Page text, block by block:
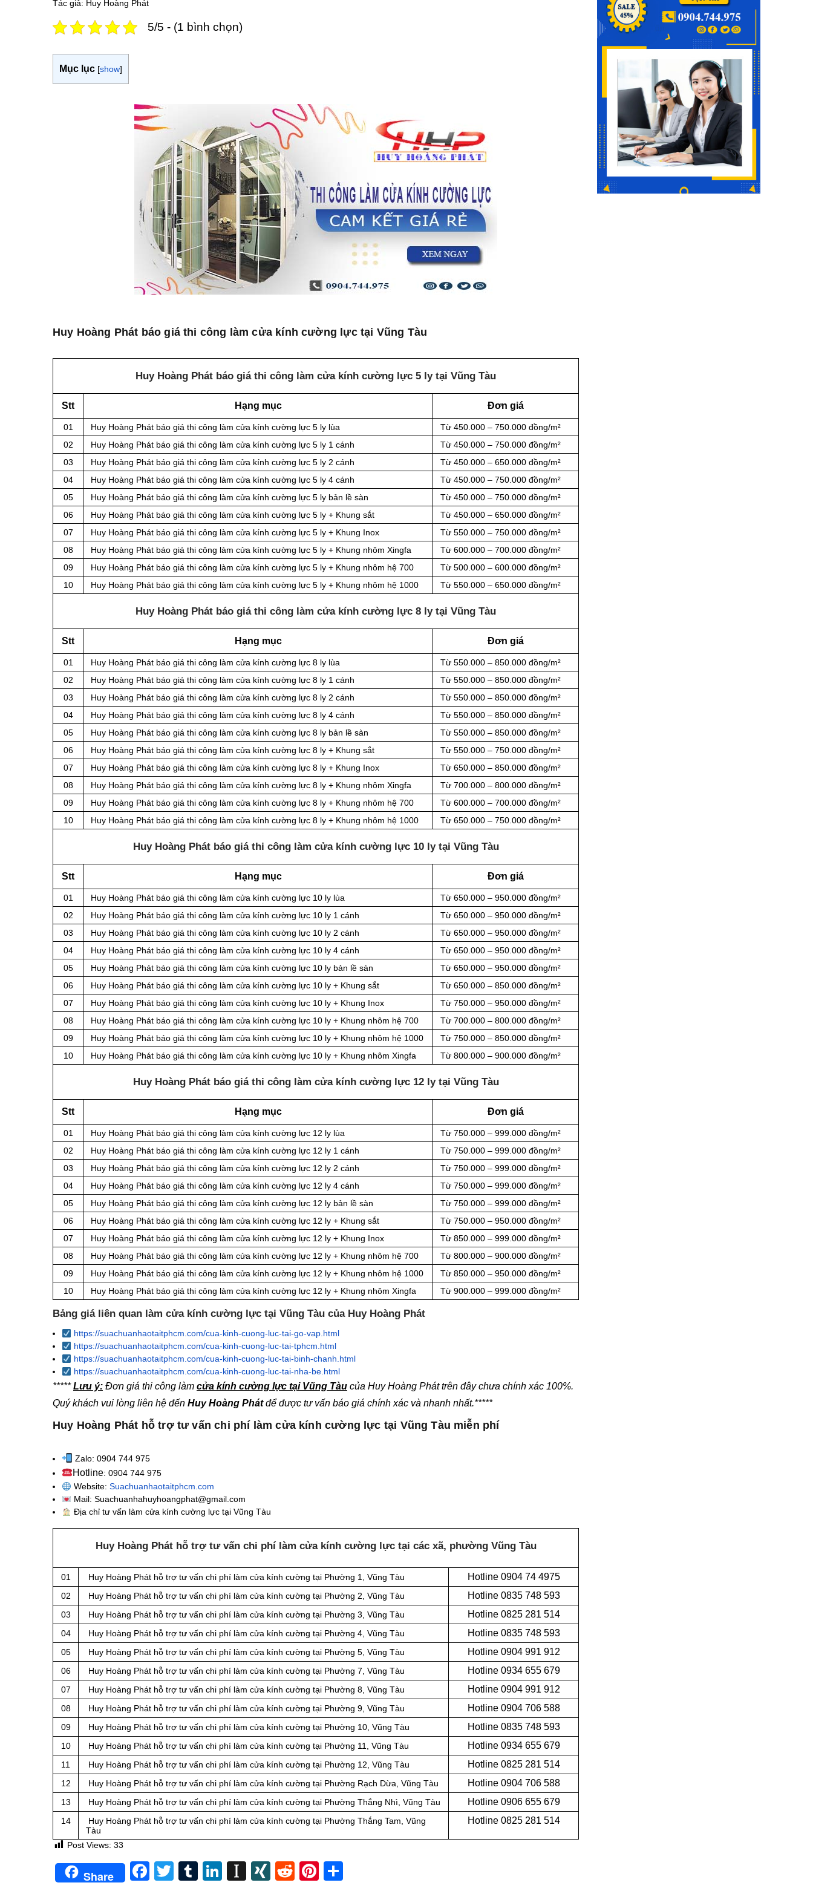
Tác giả: Huy Hoàng Phát
5/5 - (1 bình chọn)
Mục lục [show]
Huy Hoàng Phát báo giá thi công làm cửa kính cường lực tại Vũng Tàu
Huy Hoàng Phát báo giá thi công làm cửa kính cường lực 5 ly tại Vũng Tàu
Stt Hạng mục Đơn giá
01 Huy Hoàng Phát báo giá thi công làm cửa kính cường lực 5 ly lùa Từ 450.000 – 750.000 đồng/m²
02
Huy Hoàng Phát báo giá thi công làm cửa kính cường lực 5 ly 1 cánh Từ 450.000 – 750.000 đồng/m²
03
Huy Hoàng Phát báo giá thi công làm cửa kính cường lực 5 ly 2 cánh Từ 450.000 – 650.000 đồng/m²
04
Huy Hoàng Phát báo giá thi công làm cửa kính cường lực 5 ly 4 cánh Từ 450.000 – 750.000 đồng/m²
05
Huy Hoàng Phát báo giá thi công làm cửa kính cường lực 5 ly bản lề sàn Từ 450.000 – 750.000 đồng/m²
06
Huy Hoàng Phát báo giá thi công làm cửa kính cường lực 5 ly + Khung sắt Từ 450.000 – 650.000 đồng/m²
07
Huy Hoàng Phát báo giá thi công làm cửa kính cường lực 5 ly + Khung Inox Từ 550.000 – 750.000 đồng/m²
08
Huy Hoàng Phát báo giá thi công làm cửa kính cường lực 5 ly + Khung nhôm Xingfa
Từ 600.000 – 700.000 đồng/m²
09
Huy Hoàng Phát báo giá thi công làm cửa kính cường lực 5 ly + Khung nhôm hệ 700 Từ 500.000 – 600.000 đồng/m²
10
Huy Hoàng Phát báo giá thi công làm cửa kính cường lực 5 ly + Khung nhôm hệ 1000 Từ 550.000 – 650.000 đồng/m²
Huy Hoàng Phát báo giá thi công làm cửa kính cường lực 8 ly tại Vũng Tàu
Stt Hạng mục Đơn giá
01 Huy Hoàng Phát báo giá thi công làm cửa kính cường lực 8 ly lùa Từ 550.000 – 850.000 đồng/m²
02
Huy Hoàng Phát báo giá thi công làm cửa kính cường lực 8 ly 1 cánh
Từ 550.000 – 850.000 đồng/m²
03
Huy Hoàng Phát báo giá thi công làm cửa kính cường lực 8 ly 2 cánh
Từ 550.000 – 850.000 đồng/m²
04
Huy Hoàng Phát báo giá thi công làm cửa kính cường lực 8 ly 4 cánh Từ 550.000 – 850.000 đồng/m²
05
Huy Hoàng Phát báo giá thi công làm cửa kính cường lực 8 ly bản lề sàn Từ 550.000 – 850.000 đồng/m²
06
Huy Hoàng Phát báo giá thi công làm cửa kính cường lực 8 ly + Khung sắt Từ 550.000 – 750.000 đồng/m²
07
Huy Hoàng Phát báo giá thi công làm cửa kính cường lực 8 ly + Khung Inox Từ 650.000 – 850.000 đồng/m²
08
Huy Hoàng Phát báo giá thi công làm cửa kính cường lực 8 ly + Khung nhôm Xingfa
Từ 700.000 – 800.000 đồng/m²
09
Huy Hoàng Phát báo giá thi công làm cửa kính cường lực 8 ly + Khung nhôm hệ 700 Từ 600.000 – 700.000 đồng/m²
10
Huy Hoàng Phát báo giá thi công làm cửa kính cường lực 8 ly + Khung nhôm hệ 1000 Từ 650.000 – 750.000 đồng/m²
Huy Hoàng Phát báo giá thi công làm cửa kính cường lực 10 ly tại Vũng Tàu
Stt Hạng mục Đơn giá
01 Huy Hoàng Phát báo giá thi công làm cửa kính cường lực 10 ly lùa Từ 650.000 – 950.000 đồng/m²
02
Huy Hoàng Phát báo giá thi công làm cửa kính cường lực 10 ly 1 cánh Từ 650.000 – 950.000 đồng/m²
03
Huy Hoàng Phát báo giá thi công làm cửa kính cường lực 10 ly 2 cánh Từ 650.000 – 950.000 đồng/m²
04
Huy Hoàng Phát báo giá thi công làm cửa kính cường lực 10 ly 4 cánh Từ 650.000 – 950.000 đồng/m²
05
Huy Hoàng Phát báo giá thi công làm cửa kính cường lực 10 ly bản lề sàn Từ 650.000 – 950.000 đồng/m²
06
Huy Hoàng Phát báo giá thi công làm cửa kính cường lực 10 ly + Khung sắt Từ 650.000 – 850.000 đồng/m²
07
Huy Hoàng Phát báo giá thi công làm cửa kính cường lực 10 ly + Khung Inox Từ 750.000 – 950.000 đồng/m²
08
Huy Hoàng Phát báo giá thi công làm cửa kính cường lực 10 ly + Khung nhôm hệ 700 Từ 700.000 – 800.000 đồng/m²
09
Huy Hoàng Phát báo giá thi công làm cửa kính cường lực 10 ly + Khung nhôm hệ 1000 Từ 750.000 – 850.000 đồng/m²
10
Huy Hoàng Phát báo giá thi công làm cửa kính cường lực 10 ly + Khung nhôm Xingfa Từ 800.000 – 900.000 đồng/m²
Huy Hoàng Phát báo giá thi công làm cửa kính cường lực 12 ly tại Vũng Tàu
Stt Hạng mục Đơn giá
01 Huy Hoàng Phát báo giá thi công làm cửa kính cường lực 12 ly lùa Từ 750.000 – 999.000 đồng/m²
02
Huy Hoàng Phát báo giá thi công làm cửa kính cường lực 12 ly 1 cánh Từ 750.000 – 999.000 đồng/m²
03
Huy Hoàng Phát báo giá thi công làm cửa kính cường lực 12 ly 2 cánh Từ 750.000 – 999.000 đồng/m²
04
Huy Hoàng Phát báo giá thi công làm cửa kính cường lực 12 ly 4 cánh Từ 750.000 – 999.000 đồng/m²
05
Huy Hoàng Phát báo giá thi công làm cửa kính cường lực 12 ly bản lề sàn Từ 750.000 – 999.000 đồng/m²
06
Huy Hoàng Phát báo giá thi công làm cửa kính cường lực 12 ly + Khung sắt Từ 750.000 – 950.000 đồng/m²
07
Huy Hoàng Phát báo giá thi công làm cửa kính cường lực 12 ly + Khung Inox Từ 850.000 – 999.000 đồng/m²
08
Huy Hoàng Phát báo giá thi công làm cửa kính cường lực 12 ly + Khung nhôm hệ 700 Từ 800.000 – 900.000 đồng/m²
09
Huy Hoàng Phát báo giá thi công làm cửa kính cường lực 12 ly + Khung nhôm hệ 1000 Từ 850.000 – 950.000 đồng/m²
10
Huy Hoàng Phát báo giá thi công làm cửa kính cường lực 12 ly + Khung nhôm Xingfa Từ 900.000 – 999.000 đồng/m²
Bảng giá liên quan làm cửa kính cường lực tại Vũng Tàu của Huy Hoàng Phát
https://suachuanhaotaitphcm.com/cua-kinh-cuong-luc-tai-go-vap.html
https://suachuanhaotaitphcm.com/cua-kinh-cuong-luc-tai-tphcm.html
https://suachuanhaotaitphcm.com/cua-kinh-cuong-luc-tai-binh-chanh.html
https://suachuanhaotaitphcm.com/cua-kinh-cuong-luc-tai-nha-be.html
*****Lưu ý: Đơn giá thi công làm cửa kính cường lực tại Vũng Tàu của Huy Hoàng Phát trên đây chưa chính xác 100%.
Quý khách vui lòng liên hệ đến Huy Hoàng Phátđể được tư vấn báo giá chính xác và nhanh nhất.*****
Huy Hoàng Phát hỗ trợ tư vấn chi phí làm cửa kính cường lực tại Vũng Tàu miễn phí
Zalo: 0904 744 975
Hotline: 0904 744 975
Website: Suachuanhaotaitphcm.com
Mail: Suachuanhahuyhoangphat@gmail.com
Địa chỉ tư vấn làm cửa kính cường lực tại Vũng Tàu
Huy Hoàng Phát hỗ trợ tư vấn chi phí làm cửa kính cường lực tại các xã, phường Vũng Tàu
01 Huy Hoàng Phát hỗ trợ tư vấn chi phí làm cửa kính cường tại Phường 1, Vũng Tàu Hotline 0904 74 4975
02 Huy Hoàng Phát hỗ trợ tư vấn chi phí làm cửa kính cường tại Phường 2, Vũng Tàu Hotline 0835 748 593
03 Huy Hoàng Phát hỗ trợ tư vấn chi phí làm cửa kính cường tại Phường 3, Vũng Tàu Hotline 0825 281 514
04 Huy Hoàng Phát hỗ trợ tư vấn chi phí làm cửa kính cường tại Phường 4, Vũng Tàu Hotline 0835 748 593
05 Huy Hoàng Phát hỗ trợ tư vấn chi phí làm cửa kính cường tại Phường 5, Vũng Tàu Hotline 0904 991 912
06 Huy Hoàng Phát hỗ trợ tư vấn chi phí làm cửa kính cường tại Phường 7, Vũng Tàu Hotline 0934 655 679
07 Huy Hoàng Phát hỗ trợ tư vấn chi phí làm cửa kính cường tại Phường 8, Vũng Tàu Hotline 0904 991 912
08 Huy Hoàng Phát hỗ trợ tư vấn chi phí làm cửa kính cường tại Phường 9, Vũng Tàu Hotline 0904 706 588
09 Huy Hoàng Phát hỗ trợ tư vấn chi phí làm cửa kính cường tại Phường 10, Vũng Tàu Hotline 0835 748 593
10 Huy Hoàng Phát hỗ trợ tư vấn chi phí làm cửa kính cường tại Phường 11, Vũng Tàu Hotline 0934 655 679
11 Huy Hoàng Phát hỗ trợ tư vấn chi phí làm cửa kính cường tại Phường 12, Vũng Tàu Hotline 0825 281 514
12 Huy Hoàng Phát hỗ trợ tư vấn chi phí làm cửa kính cường tại Phường Rạch Dừa, Vũng Tàu Hotline 0904 706 588
13 Huy Hoàng Phát hỗ trợ tư vấn chi phí làm cửa kính cường tại Phường Thắng Nhì, Vũng Tàu Hotline 0906 655 679
14
Huy Hoàng Phát hỗ trợ tư vấn chi phí làm cửa kính cường tại Phường Thắng Tam, Vũng
Tàu
Hotline 0825 281 514
Post Views: 33
Share Facebook
TwitterTumblrLinkedIn
Instapaper
XINGRedditPinterest